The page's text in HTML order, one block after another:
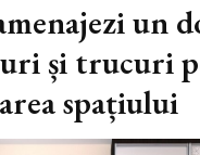
un
și trucuri
spațiului